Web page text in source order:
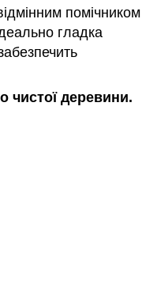
помічником
гладка
чистої деревини.